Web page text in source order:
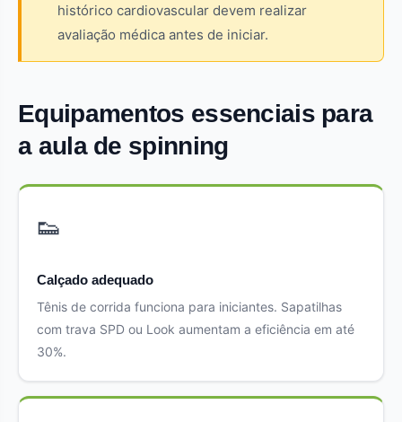
histórico cardiovascular devem realizar
avaliação médica antes de iniciar.
Equipamentos essenciais para
a aula de spinning
👟
Calçado adequado
Tênis de corrida funciona para iniciantes. Sapatilhas
com trava SPD ou Look aumentam a eficiência em até
30%.